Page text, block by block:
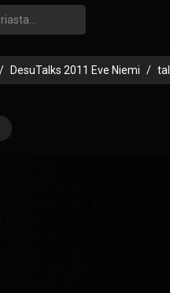
DesuTalks 2011 Eve Niemi